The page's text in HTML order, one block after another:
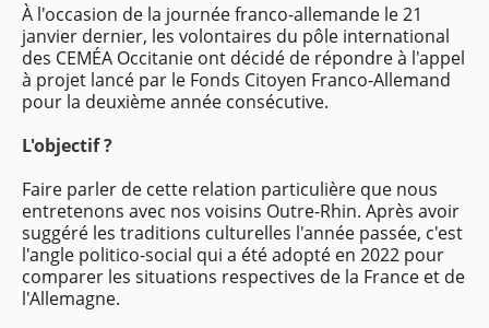
À l'occasion de la journée franco-allemande le 21
janvier dernier, les volontaires du pôle international
des CEMÉA Occitanie ont décidé de répondre à l'appel
à projet lancé par le Fonds Citoyen Franco-Allemand
pour la deuxième année consécutive.
L'objectif ?
Faire parler de cette relation particulière que nous
entretenons avec nos voisins Outre-Rhin. Après avoir
suggéré les traditions culturelles l'année passée, c'est
l'angle politico-social qui a été adopté en 2022 pour
comparer les situations respectives de la France et de
l'Allemagne.